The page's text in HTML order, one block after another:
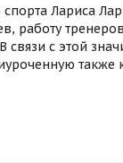
Лариса
работу
связи с этой